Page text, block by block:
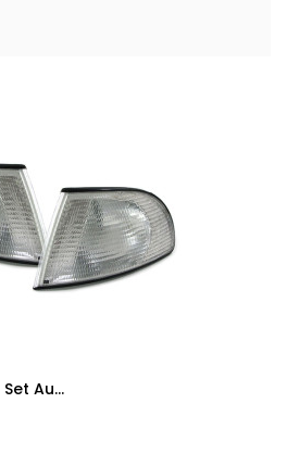
Frontblinker Set Audi A4 B5 Weiss